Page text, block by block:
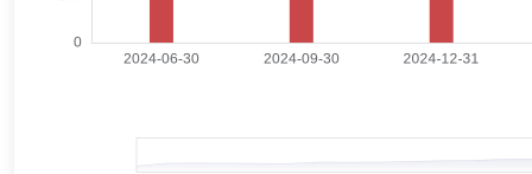
邹唯先生：中国籍，理科硕士。曾任长城证券有限公司研究部行业分
基金经理、主题策略组组长、董事总经理。2017年12月1日加入汇安